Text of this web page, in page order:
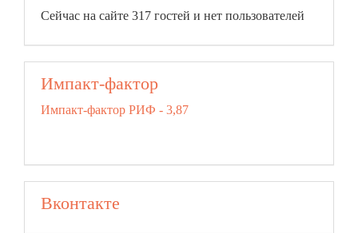
Сейчас на сайте 317 гостей и нет пользователей
Импакт-фактор
Импакт-фактор РИФ - 3,87
Вконтакте